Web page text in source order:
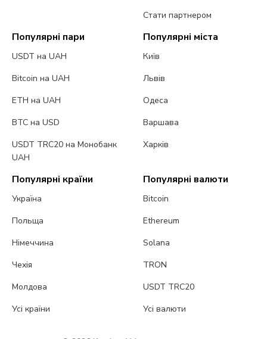
Стати партнером
Популярні пари
USDT на UAH
Bitcoin на UAH
ETH на UAH
BTC на USD
USDT TRC20 на Монобанк
UAH
Популярні міста
Київ
Львів
Одеса
Варшава
Харків
Популярні країни
Україна
Польща
Німеччина
Чехія
Молдова
Усі країни
Популярні валюти
Bitcoin
Ethereum
Solana
TRON
USDT TRC20
Усі валюти